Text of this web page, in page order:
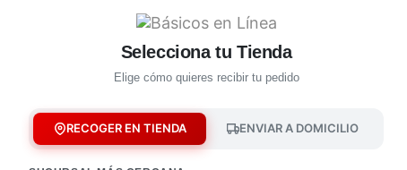
Selecciona tu Tienda
Elige cómo quieres recibir tu pedido
RECOGER EN TIENDA ENVIAR A DOMICILIO